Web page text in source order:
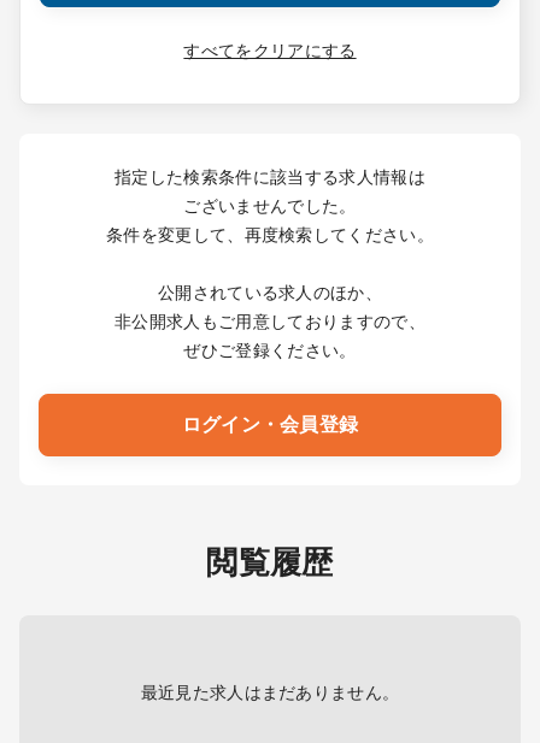
転職ノウハウ
受付時間 9:00 ～ 18:00（平日）
クリニック開業
すべてをクリアにする
指定した検索条件に該当する求人情報は
ございませんでした。
条件を変更して、再度検索してください。
公開されている求人のほか、
非公開求人もご用意しておりますので、
ぜひご登録ください。
ログイン・会員登録
閲覧履歴
最近見た求人はまだありません。